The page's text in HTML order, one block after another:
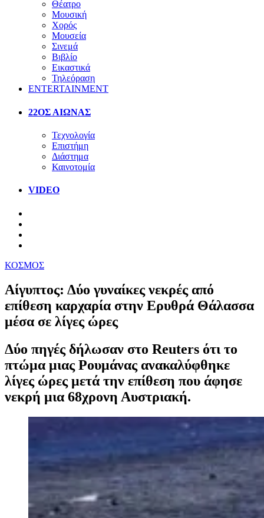
Θέατρο
Μουσική
Χορός
Μουσεία
Σινεμά
Βιβλίο
Εικαστικά
Τηλεόραση
ENTERTAINMENT
22ΟΣ ΑΙΩΝΑΣ
Τεχνολογία
Επιστήμη
Διάστημα
Καινοτομία
VIDEO
ΚΟΣΜΟΣ
Αίγυπτος: Δύο γυναίκες νεκρές από
επίθεση καρχαρία στην Ερυθρά Θάλασσα
μέσα σε λίγες ώρες
Δύο πηγές δήλωσαν στο Reuters ότι το
πτώμα μιας Ρουμάνας ανακαλύφθηκε
λίγες ώρες μετά την επίθεση που άφησε
νεκρή μια 68χρονη Αυστριακή.